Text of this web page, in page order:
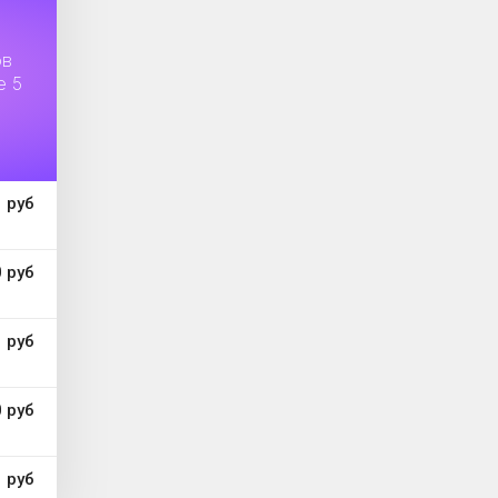
5
руб
руб
руб
руб
руб